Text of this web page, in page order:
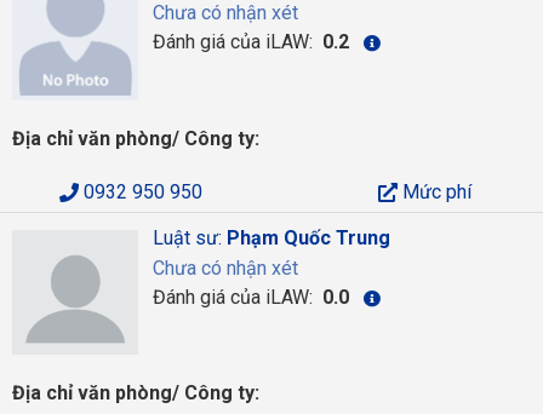
Chưa có nhận xét
Đánh giá của iLAW: 0.2
Địa chỉ văn phòng/ Công ty:
0932 950 950
Mức phí
Luật sư: Phạm Quốc Trung
Chưa có nhận xét
Đánh giá của iLAW: 0.0
Địa chỉ văn phòng/ Công ty: